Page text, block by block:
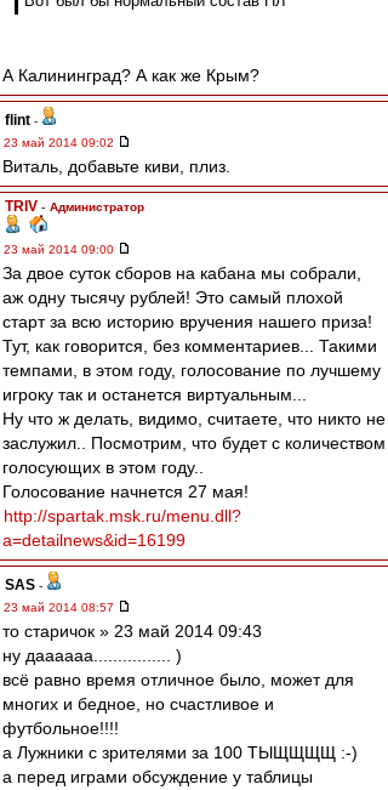
А Калининград? А как же Крым?
flint -
23 май 2014 09:02
Виталь, добавьте киви, плиз.
TRIV - Администратор
23 май 2014 09:00
За двое суток сборов на кабана мы собрали,
аж одну тысячу рублей! Это самый плохой
старт за всю историю вручения нашего приза!
Тут, как говорится, без комментариев... Такими
темпами, в этом году, голосование по лучшему
игроку так и останется виртуальным...
Ну что ж делать, видимо, считаете, что никто не
заслужил.. Посмотрим, что будет с количеством
голосующих в этом году..
Голосование начнется 27 мая!
http://spartak.msk.ru/menu.dll?
a=detailnews&id=16199
SAS -
23 май 2014 08:57
то старичок » 23 май 2014 09:43
ну даааааа................ )
всё равно время отличное было, может для
многих и бедное, но счастливое и
футбольное!!!!
а Лужники с зрителями за 100 ТЫЩЩЩЩ :-)
а перед играми обсуждение у таблицы